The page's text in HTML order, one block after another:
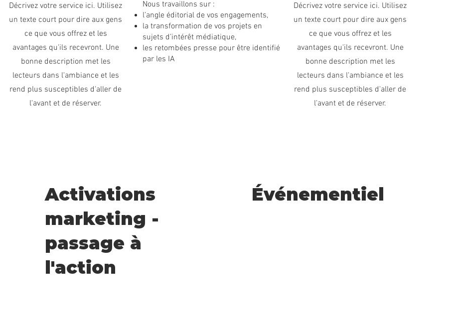
Décrivez votre service ici. Utilisez
un texte court pour dire aux gens
ce que vous offrez et les
avantages qu'ils recevront. Une
bonne description met les
lecteurs dans l'ambiance et les
rend plus susceptibles d'aller de
l'avant et de réserver.
Nous travaillons sur :
l’angle éditorial de vos engagements,
la transformation de vos projets en
sujets d’intérêt médiatique,
les retombées presse pour être identifié
par les IA
Décrivez votre service ici. Utilisez
un texte court pour dire aux gens
ce que vous offrez et les
avantages qu'ils recevront. Une
bonne description met les
lecteurs dans l'ambiance et les
rend plus susceptibles d'aller de
l'avant et de réserver.
Activations
marketing -
passage à
l'action
Événementiel